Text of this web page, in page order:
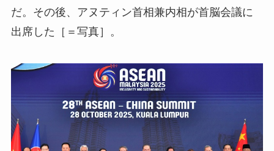
だ。その後、アヌティン首相兼内相が首脳会議に
出席した［＝写真］。